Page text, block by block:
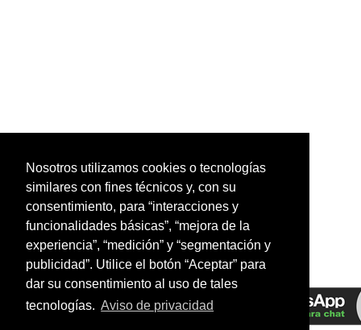
Nosotros utilizamos cookies o tecnologías
similares con fines técnicos y, con su
consentimiento, para “interacciones y
funcionalidades básicas”, “mejora de la
experiencia”, “medición” y “segmentación y
publicidad”. Utilice el botón “Aceptar” para
dar su consentimiento al uso de tales
tecnologías. Aviso de privacidad